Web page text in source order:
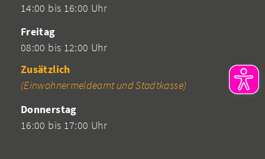
14:00 bis 16:00 Uhr
Freitag
08:00 bis 12:00 Uhr
Zusätzlich
(Einwohnermeldeamt und Stadtkasse)
Donnerstag
16:00 bis 17:00 Uhr